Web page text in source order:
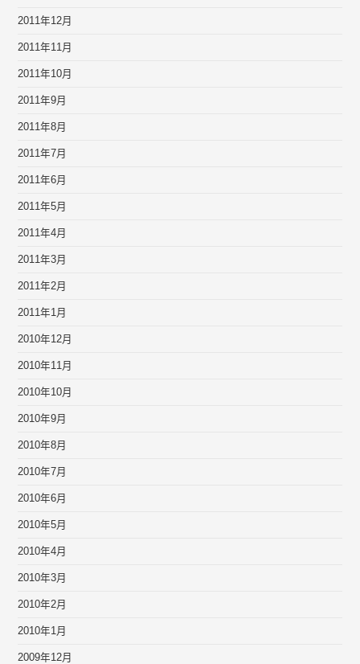
2011年12月
2011年11月
2011年10月
2011年9月
2011年8月
2011年7月
2011年6月
2011年5月
2011年4月
2011年3月
2011年2月
2011年1月
2010年12月
2010年11月
2010年10月
2010年9月
2010年8月
2010年7月
2010年6月
2010年5月
2010年4月
2010年3月
2010年2月
2010年1月
2009年12月